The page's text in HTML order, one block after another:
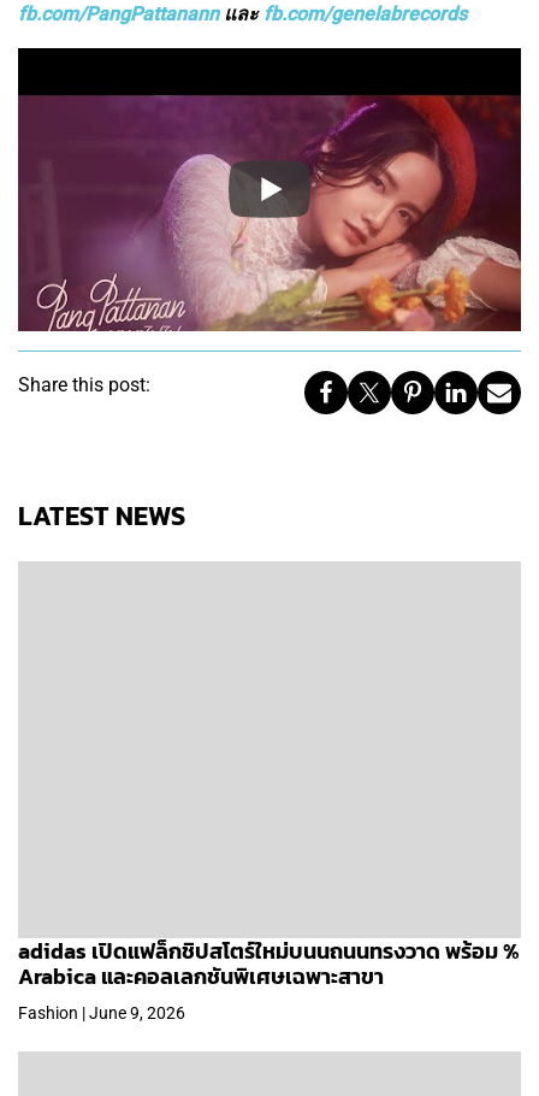
fb.com/PangPattanannและ fb.com/genelabrecords
Share this post:
LATEST NEWS
adidas เปิดแฟล็กชิปสโตร์ใหม่บนนถนนทรงวาด พร้อม %
Arabica และคอลเลกชันพิเศษเฉพาะสาขา
Fashion | June 9, 2026